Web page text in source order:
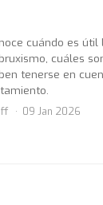
cuándo es
cuáles
tenerse en
09 Jan 2026